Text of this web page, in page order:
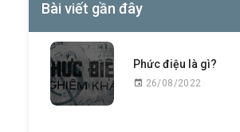
Bài viết gần đây
Phức điệu là gì?
26/08/2022